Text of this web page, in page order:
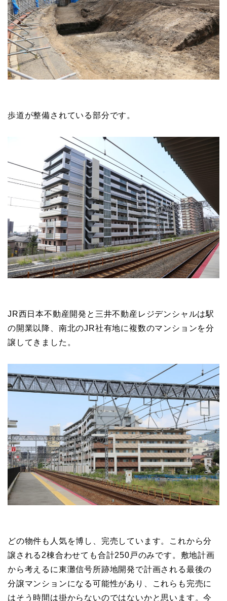
歩道が整備されている部分です。
JR西日本不動産開発と三井不動産レジデンシャルは駅
の開業以降、南北のJR社有地に複数のマンションを分
譲してきました。
どの物件も人気を博し、完売しています。これから分
譲される2棟合わせても合計250戸のみです。敷地計画
から考えるに東灘信号所跡地開発で計画される最後の
分譲マンションになる可能性があり、これらも完売に
はそう時間は掛からないのではないかと思います。今